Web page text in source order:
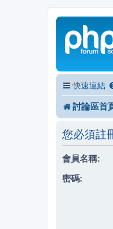
快速連結
討論區首
您必須註
會員名稱:
密碼: